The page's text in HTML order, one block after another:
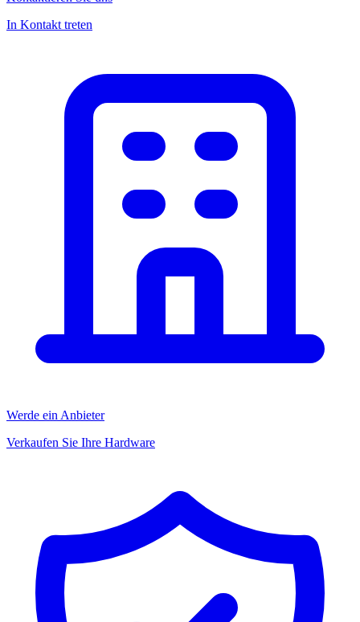
In Kontakt treten
Werde ein Anbieter
Verkaufen Sie Ihre Hardware